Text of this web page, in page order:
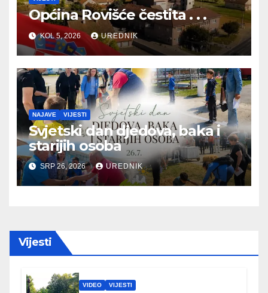
Općina Rovišće čestita . . .
KOL 5, 2026 UREDNIK
NAJAVE VIJESTI
Svjetski dan djedova, baka i
starijih osoba
SRP 26, 2026 UREDNIK
Vijesti
VIDEO VIJESTI